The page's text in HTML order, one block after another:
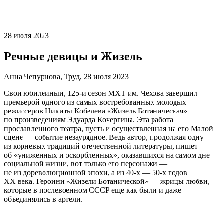
28 июля 2023
Речные девицы и Жизель
Анна Чепурнова, Труд, 28 июля 2023
Свой юбилейный, 125-й сезон МХТ им. Чехова завершил
премьерой одного из самых востребованных молодых
режиссеров Никиты Кобелева «Жизель Ботаническая»
по произведениям Эдуарда Кочергина. Эта работа
прославленного театра, пусть и осуществленная на его Малой
сцене — событие незаурядное. Ведь автор, продолжая одну
из корневых традиций отечественной литературы, пишет
об «униженных и оскорбленных», оказавшихся на самом дне
социальной жизни, вот только его персонажи —
не из дореволюционной эпохи, а из 40-х — 50-х годов
ХХ века. Героини «Жизели Ботанической» — жрицы любви,
которые в послевоенном СССР еще как были и даже
объединялись в артели.